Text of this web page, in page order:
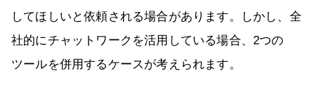
してほしいと依頼される場合があります。しかし、全
社的にチャットワークを活用している場合、2つの
ツールを併用するケースが考えられます。